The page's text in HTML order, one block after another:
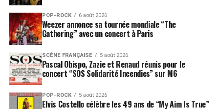
POP-ROCK 6 août 2026
Weezer annonce sa tournée mondiale “The
Gathering” avec un concert à Paris
SCÈNE FRANÇAISE 5 août 2026
Pascal Obispo, Zazie et Renaud réunis pour le
concert “SOS Solidarité Incendies” sur M6
POP-ROCK 5 août 2026
Elvis Costello célèbre les 49 ans de “My Aim Is True”